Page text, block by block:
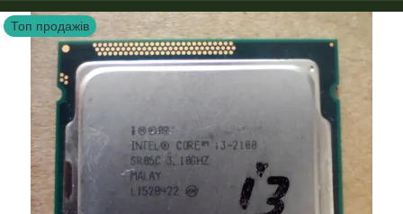
Топ продажів